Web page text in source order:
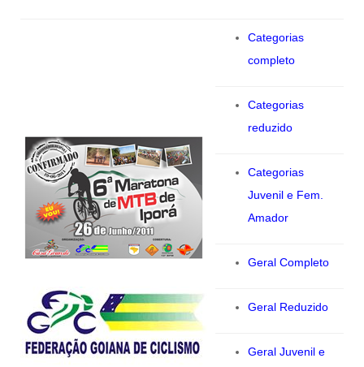
Categorias
completo
Categorias
reduzido
Categorias
Juvenil e Fem.
Amador
Geral Completo
Geral Reduzido
Geral Juvenil e